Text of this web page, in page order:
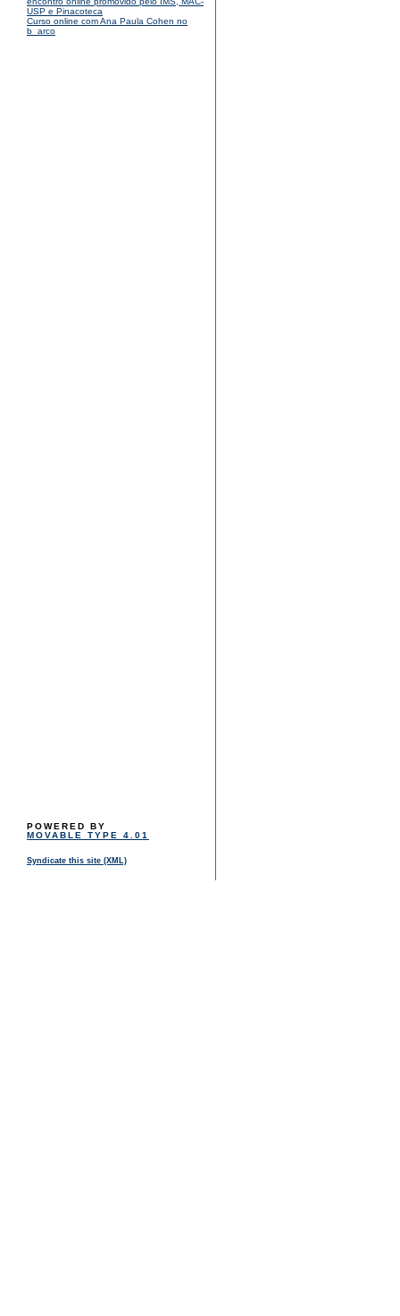
USP e Pinacoteca
Curso online com Ana Paula Cohen no
b_arco
POWERED BY
MOVABLE TYPE 4.01
Syndicate this site (XML)